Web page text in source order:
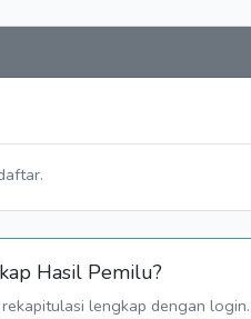
Hasil Pemilu?
lengkap dengan login.